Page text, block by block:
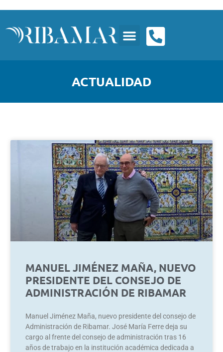
ACTUALIDAD
MANUEL JIMÉNEZ MAÑA, NUEVO
PRESIDENTE DEL CONSEJO DE
ADMINISTRACIÓN DE RIBAMAR
Manuel Jiménez Maña, nuevo presidente del consejo de
Administración de Ribamar. José María Ferre deja su
cargo al frente del consejo de administración tras 16
años de trabajo en la institución académica dedicada a